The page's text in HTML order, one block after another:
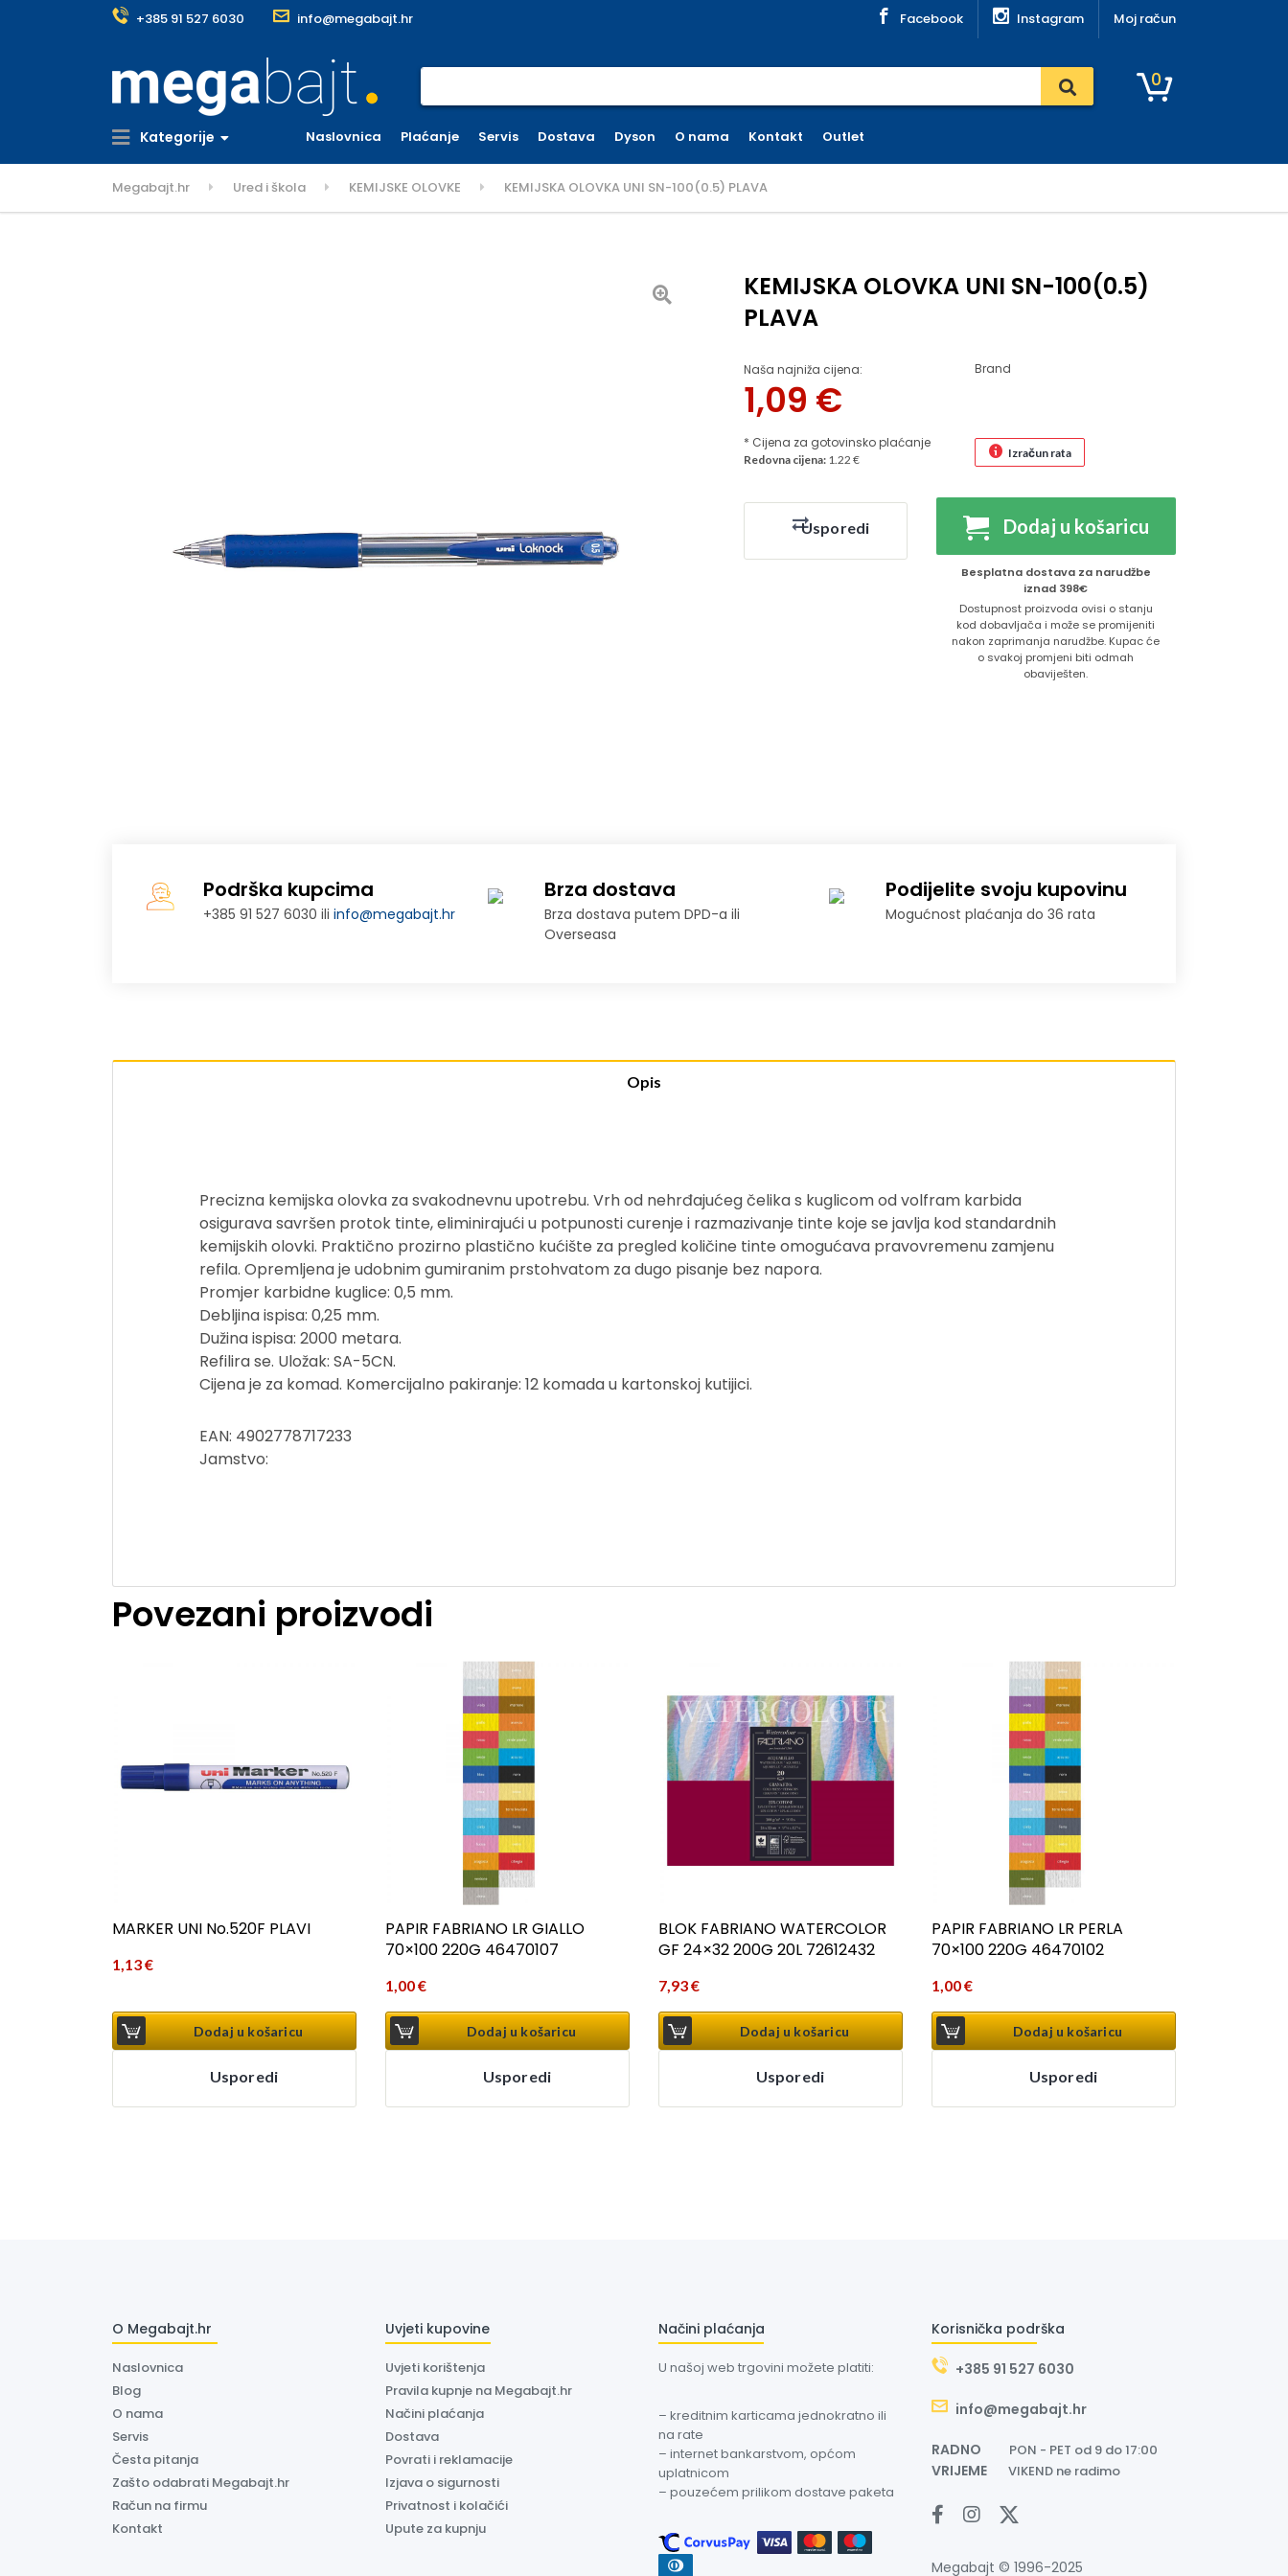
+385 91 527 6030 info@megabajt.hr Facebook Instagram Moj račun
0
Kategorije Naslovnica Plaćanje Servis Dostava Dyson O nama Kontakt Outlet
Megabajt.hr Ured i škola KEMIJSKE OLOVKE KEMIJSKA OLOVKA UNI SN-100(0.5) PLAVA
KEMIJSKA OLOVKA UNI SN-100(0.5)
PLAVA
Naša najniža cijena:
1,09 €
* Cijena za gotovinsko plaćanje
Brand
Redovna cijena: 1.22 € Izračun rata
Usporedi Dodaj u košaricu
Besplatna dostava za narudžbe
iznad 398€
Dostupnost proizvoda ovisi o stanju
kod dobavljača i može se promijeniti
nakon zaprimanja narudžbe. Kupac će
o svakoj promjeni biti odmah
obaviješten.
Podrška kupcima
+385 91 527 6030 iliinfo@megabajt.hr
Brza dostava
Brza dostava putem DPD-a ili
Overseasa
Podijelite svoju kupovinu
Mogućnost plaćanja do 36 rata
Opis
Precizna kemijska olovka za svakodnevnu upotrebu. Vrh od nehrđajućeg čelika s kuglicom od volfram karbida
osigurava savršen protok tinte, eliminirajući u potpunosti curenje i razmazivanje tinte koje se javlja kod standardnih
kemijskih olovki. Praktično prozirno plastično kućište za pregled količine tinte omogućava pravovremenu zamjenu
refila. Opremljena je udobnim gumiranim prstohvatom za dugo pisanje bez napora.
Promjer karbidne kuglice: 0,5 mm.
Debljina ispisa: 0,25 mm.
Dužina ispisa: 2000 metara.
Refilira se. Uložak: SA-5CN.
Cijena je za komad. Komercijalno pakiranje: 12 komada u kartonskoj kutijici.
EAN: 4902778717233
Jamstvo:
Povezani proizvodi
MARKER UNI No.520F PLAVI
1,13€
Dodaj u košaricu
Usporedi
PAPIR FABRIANO LR GIALLO
70×100 220G 46470107
1,00€
Dodaj u košaricu
Usporedi
BLOK FABRIANO WATERCOLOR
GF 24×32 200G 20L 72612432
7,93€
Dodaj u košaricu
Usporedi
PAPIR FABRIANO LR PERLA
70×100 220G 46470102
1,00€
Dodaj u košaricu
Usporedi
O Megabajt.hr
Naslovnica
Blog
O nama
Servis
Česta pitanja
Zašto odabrati Megabajt.hr
Račun na firmu
Kontakt
Uvjeti kupovine
Uvjeti korištenja
Pravila kupnje na Megabajt.hr
Načini plaćanja
Dostava
Povrati i reklamacije
Izjava o sigurnosti
Privatnost i kolačići
Upute za kupnju
Načini plaćanja
U našoj web trgovini možete platiti:
– kreditnim karticama jednokratno ili
na rate
– internet bankarstvom, općom
uplatnicom
– pouzećem prilikom dostave paketa
Korisnička podrška
+385 91 527 6030
info@megabajt.hr
RADNO PON - PET od 9 do 17:00
VRIJEME VIKEND ne radimo
Megabajt © 1996-2025